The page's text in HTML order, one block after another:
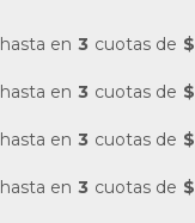
hasta en 3 cuotas de
hasta en 3 cuotas de
hasta en 3 cuotas de
hasta en 3 cuotas de